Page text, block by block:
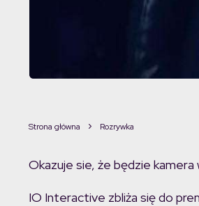
Strona główna Rozrywka
Okazuje sie, że będzie
IO Interactive zbliża się do